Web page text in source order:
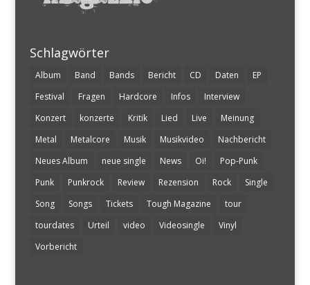
Schlagwörter
Album Band Bands Bericht CD Daten
EP
Festival
Fragen Hardcore Infos
Interview
Konzert
konzerte Kritik Lied Live
Meinung
Metal
Metalcore Musik Musikvideo
Nachbericht
Neues Album
neue single News Oi!
Pop-Punk
Punk
Punkrock Review Rezension Rock
Single
Song
Songs Tickets Tough Magazine
tour
tourdates
Urteil video Videosingle
Vinyl
Vorbericht